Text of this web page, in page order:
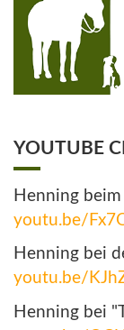
YOUTUBE
Henning
youtu.be/
Henning bei
youtu.be/
Henning bei